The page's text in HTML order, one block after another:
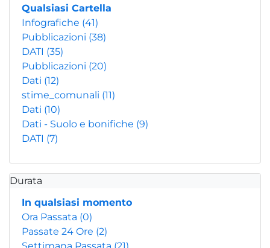
Qualsiasi Cartella
Infografiche (41)
Pubblicazioni (38)
DATI (35)
Pubblicazioni (20)
Dati (12)
stime_comunali (11)
Dati (10)
Dati - Suolo e bonifiche (9)
DATI (7)
Durata
In qualsiasi momento
Ora Passata (0)
Passate 24 Ore (2)